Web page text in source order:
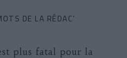
DE LA RÉDAC’
plus fatal pour la